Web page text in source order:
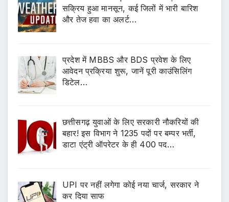
सक्रिय हुआ मानसून, कई जिलों में भारी बारिश
और तेज हवा का अलर्ट…
प्रदेश में MBBS और BDS प्रवेश के लिए
आवेदन प्रक्रिया शुरू, जानें पूरी काउंसिलिंग
डिटेल…
छत्तीसगढ़ युवाओं के लिए सरकारी नौकरियों की
बहार! इस विभाग ने 1235 पदों पर बम्पर भर्ती,
डाटा एंट्री ऑपरेटर के ही 400 पद…
UPI पर नहीं लगेगा कोई नया चार्ज, सरकार ने
कर दिया साफ